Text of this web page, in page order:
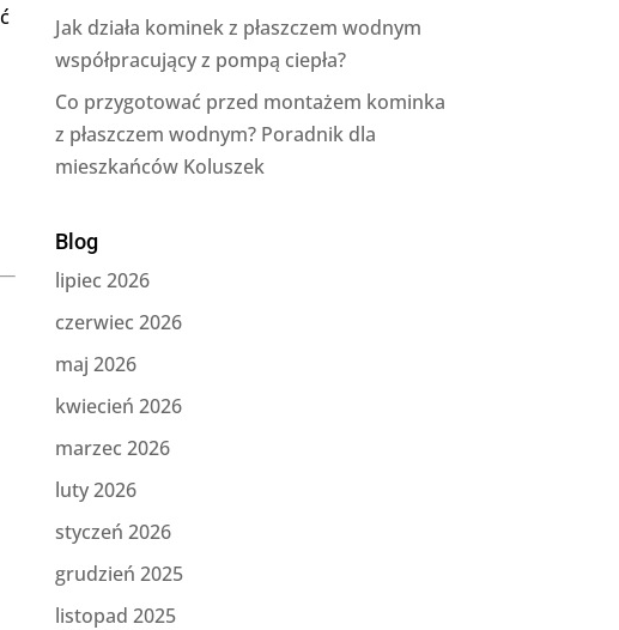
Jak działa kominek z płaszczem wodnym
współpracujący z pompą ciepła?
Co przygotować przed montażem kominka
z płaszczem wodnym? Poradnik dla
mieszkańców Koluszek
Blog
lipiec 2026
czerwiec 2026
maj 2026
kwiecień 2026
marzec 2026
luty 2026
styczeń 2026
grudzień 2025
listopad 2025